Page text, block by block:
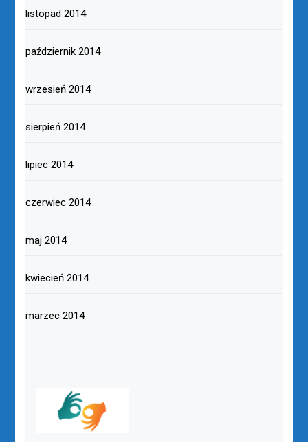
listopad 2014
październik 2014
wrzesień 2014
sierpień 2014
lipiec 2014
czerwiec 2014
maj 2014
kwiecień 2014
marzec 2014